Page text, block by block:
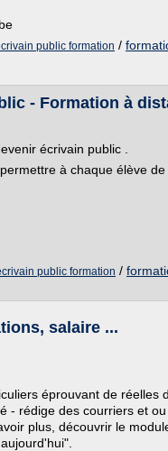
public formation /
- Formation à
écrivain public .
à chaque élève
public formation /
salaire ...
éprouvant de réelles
- rédige des courriers et
plus, découvrir le